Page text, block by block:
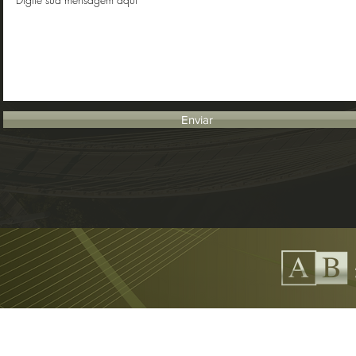
Enviar